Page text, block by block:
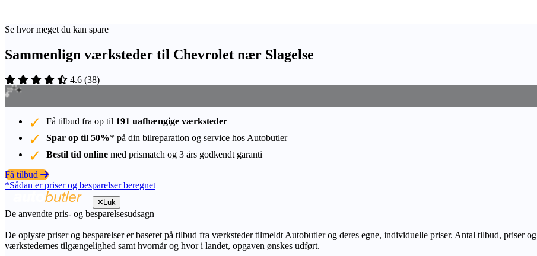
Se hvor meget du kan spare
Sammenlign værksteder til Chevrolet nær Slagelse
4.6 (38)
Få tilbud fra op til 191 uafhængige værksteder
Spar op til 50%* på din bilreparation og service hos Autobutler
Bestil tid online med prismatch og 3 års godkendt garanti
Få tilbud
*Sådan er priser og besparelser beregnet
Luk
De anvendte pris- og besparelsesudsagn
De oplyste priser og besparelser er baseret på tilbud fra værksteder tilmeldt Autobutler og deres egne, individuelle priser. Antal tilbud, priser
værkstedernes tilgængelighed samt hvornår og hvor i landet, opgaven ønskes udført.